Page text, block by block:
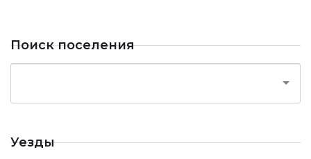
Поиск поселения
Уезды